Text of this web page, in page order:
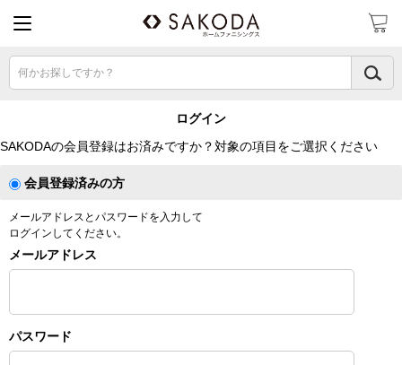
何かお探しですか？
ログイン
SAKODAの会員登録はお済みですか？対象の項目をご選択ください
会員登録済みの方
メールアドレスとパスワードを入力して
ログインしてください。
メールアドレス
パスワード